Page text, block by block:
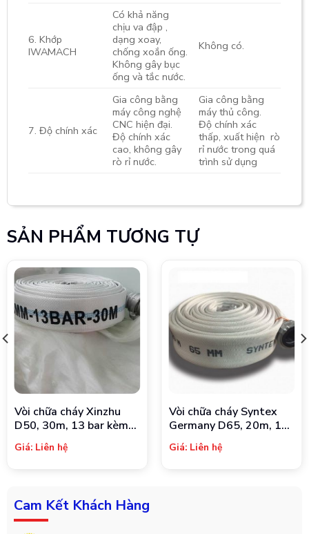
6. Khớp
IWAMACH
Có khả năng
chịu va đập ,
dạng xoay,
chống xoắn ống.
Không gây bục
ống và tắc nước.
Không có.
7. Độ chính xác
Gia công bằng
máy công nghệ
CNC hiện đại.
Độ chính xác
cao, không gây
rò rỉ nước.
Gia công bằng
máy thủ công.
Độ chính xác
thấp, xuất hiện rò
rỉ nước trong quá
trình sử dụng
SẢN PHẨM TƯƠNG TỰ
Vòi chữa cháy Xinzhu
D50, 30m, 13 bar kèm
khớp nối
Giá: Liên hệ
Vòi chữa cháy Syntex
Germany D65, 20m, 17
bar kèm khớp nối
Giá: Liên hệ
Cam Kết Khách Hàng